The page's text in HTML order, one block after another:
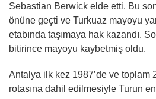
Sebastian Berwick elde etti. Bu
önüne geçti ve Turkuaz mayoyu
etabında taşımaya hak kazandı.
bitirince mayoyu kaybetmiş oldu.
Antalya ilk kez 1987’de ve toplam
rotasına dahil edilmesiyle Turun